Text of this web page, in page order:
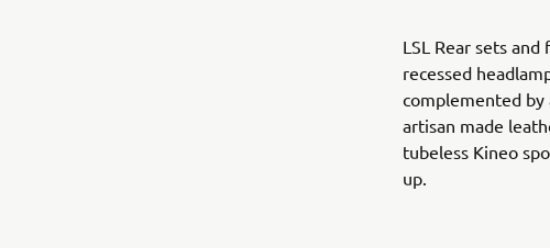
LSL Rear sets
recessed
complemented by
artisan made
tubeless Kineo
up.